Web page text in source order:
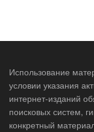
Использование
условии указания
интернет-изданий
поисковых систем,
конкретный